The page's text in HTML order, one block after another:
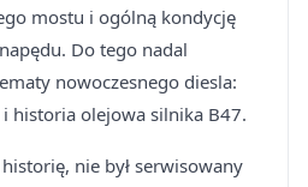
mostu i ogólną kondycję
Do tego nadal
nowoczesnego diesla:
i historia olejowa silnika B47.
nie był serwisowany